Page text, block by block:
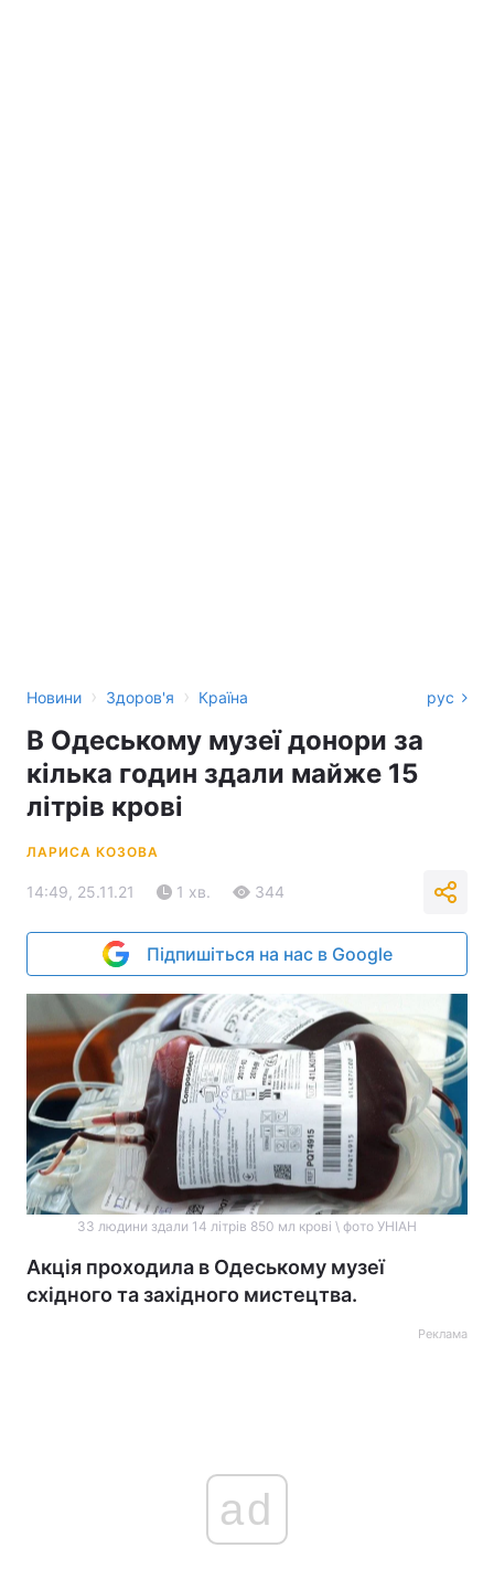
Новини › Здоров'я › Країна рус
В Одеському музеї донори за
кілька годин здали майже 15
літрів крові
ЛАРИСА КОЗОВА
14:49, 25.11.21 1 хв. 344
Підпишіться на нас в Google
33 людини здали 14 літрів 850 мл крові \ фото УНІАН
Акція проходила в Одеському музеї
східного та західного мистецтва.
Реклама
ad